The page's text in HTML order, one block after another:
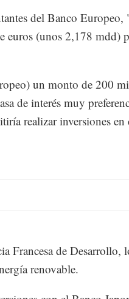
del Banco Europeo,
euros (unos 2,178 mdd)
un monto de 200
de interés muy
realizar inversiones en
Francesa de Desarrollo,
renovable.